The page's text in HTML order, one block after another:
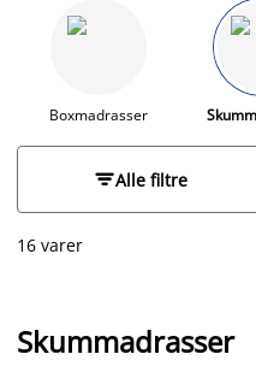
kan anvendes i en
mens en foldemadras er
gæsteseng eller som
gemme væk, når den ikke er
vejledning, inden du træffer
sortiment, og find et godt
Boxmadrasser
Alle filtre
16 varer
Skummadrasser